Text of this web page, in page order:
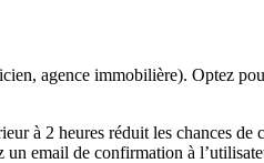
agence immobilière). Optez
à 2 heures réduit les chances
email de confirmation à